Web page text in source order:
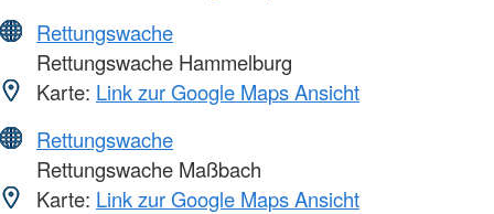
Rettungswache
Rettungswache Hammelburg
Karte: Link zur Google Maps Ansicht
Rettungswache
Rettungswache Maßbach
Karte: Link zur Google Maps Ansicht